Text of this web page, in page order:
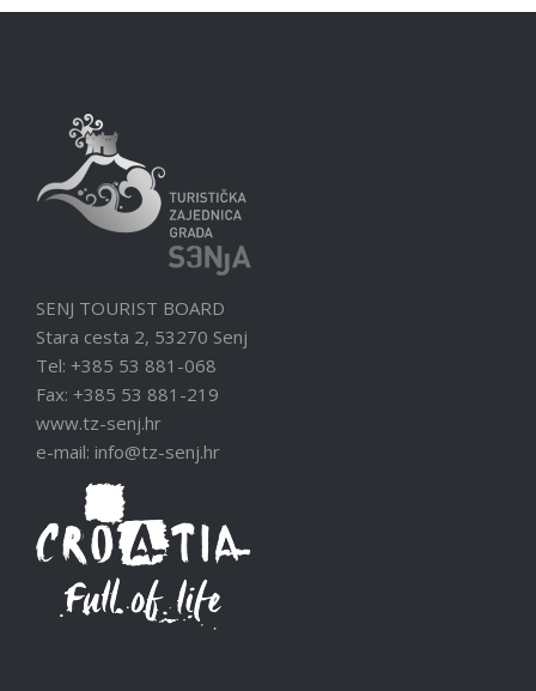
SENJ TOURIST BOARD
Stara cesta 2, 53270 Senj
Tel: +385 53 881-068
Fax: +385 53 881-219
www.tz-senj.hr
e-mail: info@tz-senj.hr